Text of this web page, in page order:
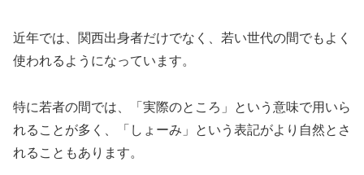
近年では、関西出身者だけでなく、若い世代の間でもよく
使われるようになっています。
特に若者の間では、「実際のところ」という意味で用いら
れることが多く、「しょーみ」という表記がより自然とさ
れることもあります。